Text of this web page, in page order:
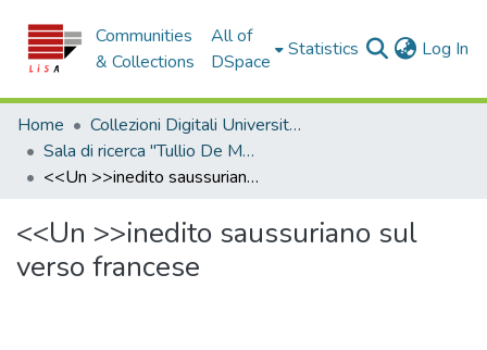
Communities
& Collections
All of
DSpace
Statistics Log In
Home
Collezioni Digitali Università della Calabria
Sala di ricerca "Tullio De Mauro"
<<Un >>inedito saussuriano sul verso francese
<<Un >>inedito saussuriano sul
verso francese